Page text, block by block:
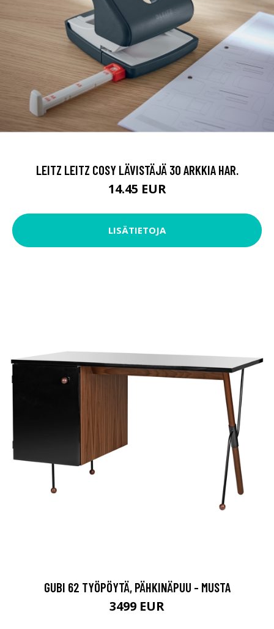
LEITZ LEITZ COSY LÄVISTÄJÄ 30 ARKKIA HAR.
14.45 EUR
LISÄTIETOJA
GUBI 62 TYÖPÖYTÄ, PÄHKINÄPUU - MUSTA
3499 EUR